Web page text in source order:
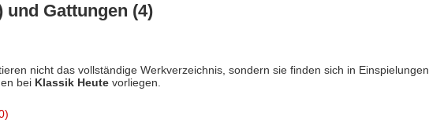
und Gattungen (4)
nicht das vollständige Werkverzeichnis, sondern sie finden sich in Einspielungen,
bei Klassik Heutevorliegen.